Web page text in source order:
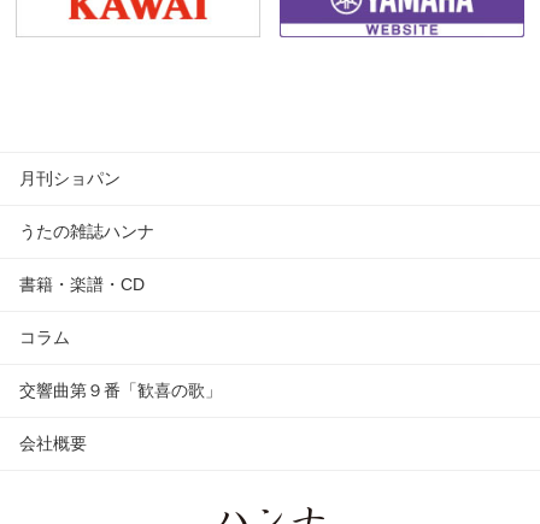
月刊ショパン
うたの雑誌ハンナ
書籍・楽譜・CD
コラム
交響曲第９番「歓喜の歌」
会社概要